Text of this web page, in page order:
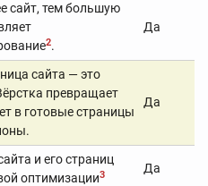
сайт, тем большую
2.
Да
сайта — это
превращает
в готовые страницы
Да
и его страниц
оптимизации3 Да